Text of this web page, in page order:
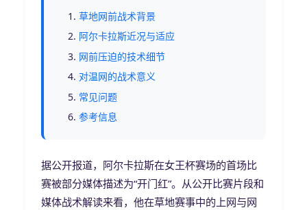
草地网前战术背景
阿尔卡拉斯近况与适应
网前压迫的技术细节
对温网的战术意义
常见问题
参考信息
据公开报道，阿尔卡拉斯在女王杯赛场的首场比
赛被部分媒体描述为“开门红”。从公开比赛片段和
媒体战术解读来看，他在草地赛事中的上网与网